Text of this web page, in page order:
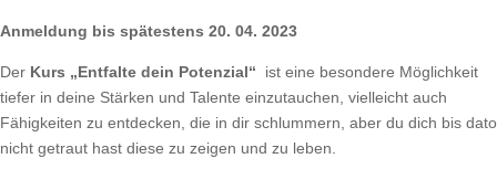
Anmeldung bis spätestens 20. 04. 2023
Der Kurs „Entfalte dein Potenzial“
ist eine besondere Möglichkeit
tiefer in deine Stärken und Talente einzutauchen, vielleicht auch
Fähigkeiten zu entdecken, die in dir schlummern, aber du dich bis dato
nicht getraut hast diese zu zeigen und zu leben.